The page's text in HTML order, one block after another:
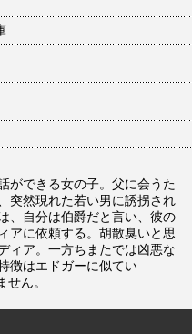
ができる女の子。父に会うた
突然現れた若い男に誘拐され
、自分は伯爵だと言い、彼の
アに依頼する。胡散臭いと思
ィア。一方ちまたでは凶悪な
徴はエドガーに似てい
ん。